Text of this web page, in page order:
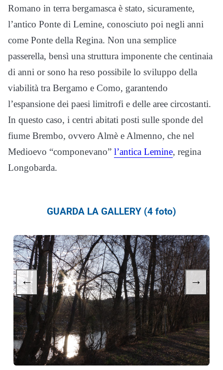
Romano in terra bergamasca è stato, sicuramente,
l’antico Ponte di Lemine, conosciuto poi negli anni
come Ponte della Regina. Non una semplice
passerella, bensì una struttura imponente che centinaia
di anni or sono ha reso possibile lo sviluppo della
viabilità tra Bergamo e Como, garantendo
l’espansione dei paesi limitrofi e delle aree circostanti.
In questo caso, i centri abitati posti sulle sponde del
fiume Brembo, ovvero Almè e Almenno, che nel
Medioevo “componevano” l’antica Lemine, regina
Longobarda.
GUARDA LA GALLERY (4 foto)
← →